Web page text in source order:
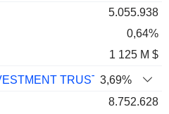
5.055.938
0,64%
1 125 M $
TRUST PLC
3,69%
8.752.628